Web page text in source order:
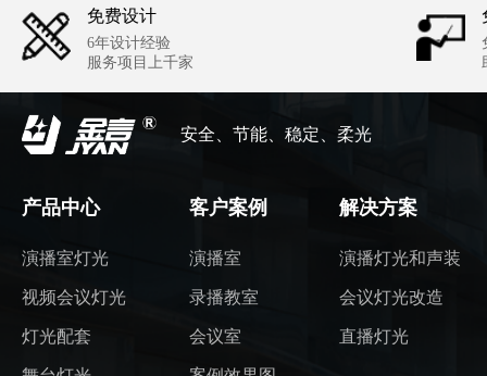
免费设计
6年设计经验
服务项目上千家
安全、节能、稳定、柔光
产品中心
演播室灯光
视频会议灯光
灯光配套
客户案例
演播室
录播教室
会议室
解决方案
演播灯光和声装
会议灯光改造
直播灯光